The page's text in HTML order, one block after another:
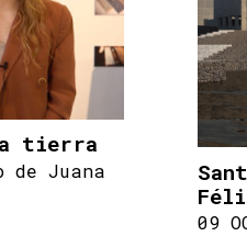
tierra
de Juana
09